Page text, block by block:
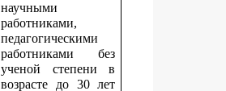
научными
работниками,
педагогическими
работниками без
ученой степени в
возрасте до 30 лет